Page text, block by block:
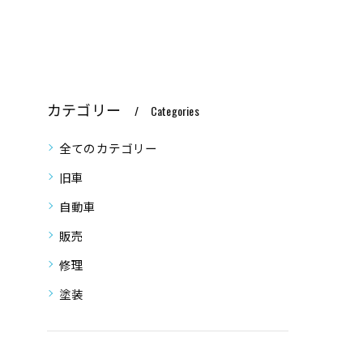
カテゴリー Categories
全てのカテゴリー
旧車
自動車
販売
修理
塗装